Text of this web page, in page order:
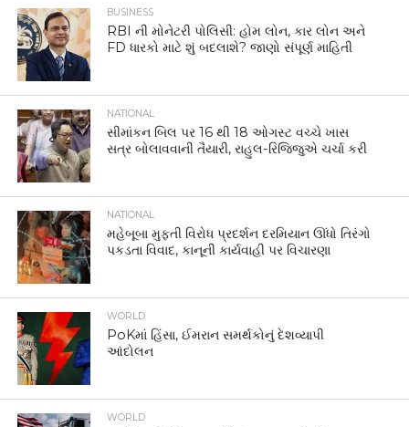
BUSINESS
RBI ની મોનેટરી પોલિસી: હોમ લોન, કાર લોન અને
FD ધારકો માટે શું બદલાશે? જાણો સંપૂર્ણ માહિતી
NATIONAL
સીમાંકન બિલ પર 16 થી 18 ઓગસ્ટ વચ્ચે ખાસ
સત્ર બોલાવવાની તૈયારી, રાહુલ-રિજિજુએ ચર્ચા કરી
NATIONAL
મહેબૂબા મુફ્તી વિરોધ પ્રદર્શન દરમિયાન ઊંધો તિરંગો
પકડતા વિવાદ, કાનૂની કાર્યવાહી પર વિચારણા
WORLD
PoKમાં હિંસા, ઈમરાન સમર્થકોનું દેશવ્યાપી
આંદોલન
WORLD